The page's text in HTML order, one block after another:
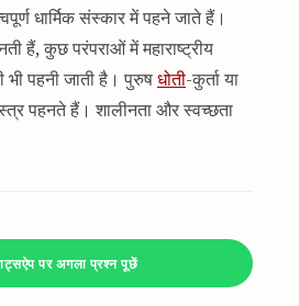
धार्मिक संस्कार में पहने जाते हैं।
हैं, कुछ परंपराओं में महाराष्ट्रीय
भी पहनी जाती है। पुरुषधोती-कुर्ता या
पहनते हैं। शालीनता और स्वच्छता
पर अगला प्रश्न पूछें